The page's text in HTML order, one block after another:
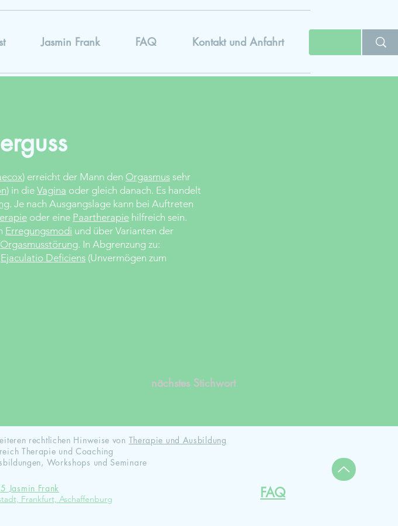
Jasmin Frank FAQ Kontakt und Anfahrt
) erreicht der Mann den Orgasmus sehr
) in die Vagina oder gleich danach. Es handelt
. Je nach Ausgangslage kann bei Auftreten
oder eine Paartherapie hilfreich sein.
Erregungsmodi und über Varianten der
Orgasmusstörung. In Abgrenzung zu:
Ejaculatio Deficiens (Unvermögen zum
nächstes Stichwort
rechtlichen Hinweise von Therapie und Ausbildung
Therapie und Coaching
Workshops und Seminare
Jasmin Frank
Frankfurt, Aschaffenburg FAQ